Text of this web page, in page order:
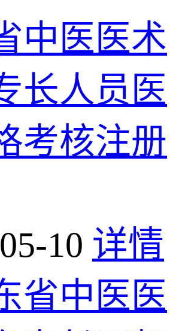
中医医术
长人员医
考核注册
10 详情
省中医医